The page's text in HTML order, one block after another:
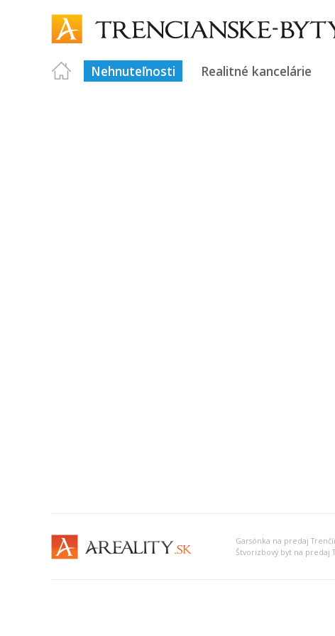
Nehnuteľnosti Realitné kancelárie
Garsónka na predaj
Štvorizbový byt na predaj